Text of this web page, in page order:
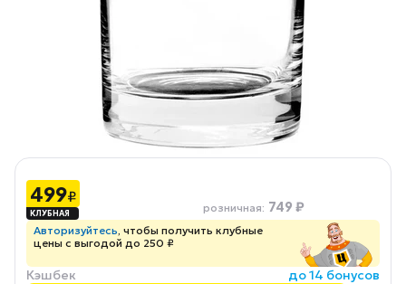
499₽
розничная: 749 ₽
Авторизуйтесь, чтобы получить клубные
цены с выгодой до 250 ₽
Кэшбек
до 14 бонусов